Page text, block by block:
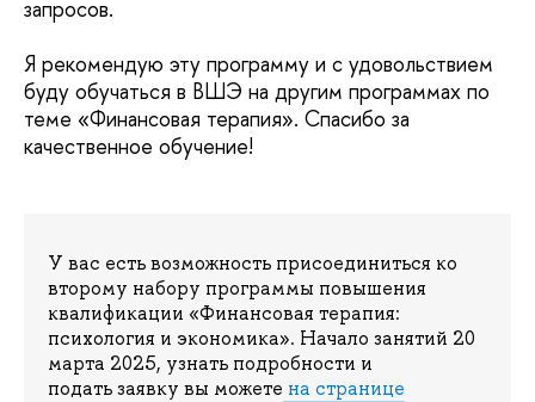
запросов.
Я рекомендую эту программу и с удовольствием
буду обучаться в ВШЭ на другим программах по
теме «Финансовая терапия». Спасибо за
качественное обучение!
У вас есть возможность присоединиться ко
второму набору программы повышения
квалификации «Финансовая терапия:
психология и экономика». Начало занятий 20
марта 2025, узнать подробности и
подать заявку вы можете на странице